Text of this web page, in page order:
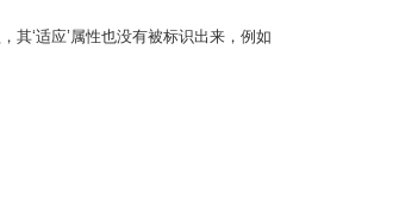
‘适应’属性也没有被标识出来，例如